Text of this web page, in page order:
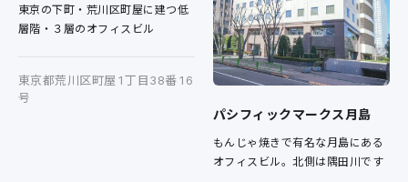
東京の下町・荒川区町屋に建つ低
層階・３層のオフィスビル
東京都荒川区町屋1丁目38番16
号
パシフィックマークス月島
もんじゃ焼きで有名な月島にある
オフィスビル。北側は隅田川です